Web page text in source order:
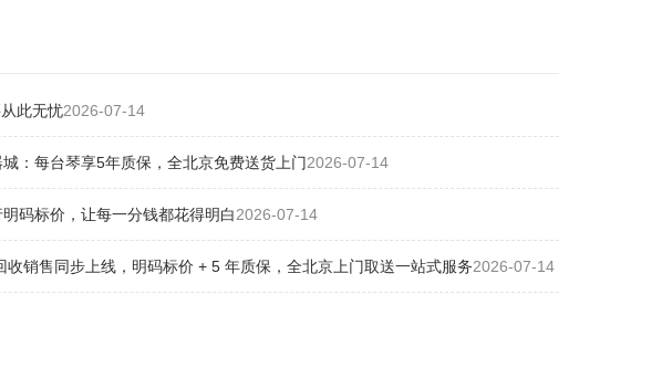
此无忧2026-07-14
：每台琴享5年质保，全北京免费送货上门2026-07-14
码标价，让每一分钱都花得明白2026-07-14
销售同步上线，明码标价 + 5 年质保，全北京上门取送一站式服务2026-07-14